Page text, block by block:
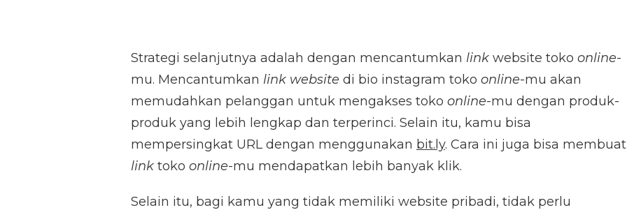
Strategi selanjutnya adalah dengan mencantumkan link website toko online-
mu. Mencantumkan link website di bio instagram toko online-mu akan
memudahkan pelanggan untuk mengakses toko online-mu dengan produk-
produk yang lebih lengkap dan terperinci. Selain itu, kamu bisa
mempersingkat URL dengan menggunakan bit.ly. Cara ini juga bisa membuat
link toko online-mu mendapatkan lebih banyak klik.
Selain itu, bagi kamu yang tidak memiliki website pribadi, tidak perlu